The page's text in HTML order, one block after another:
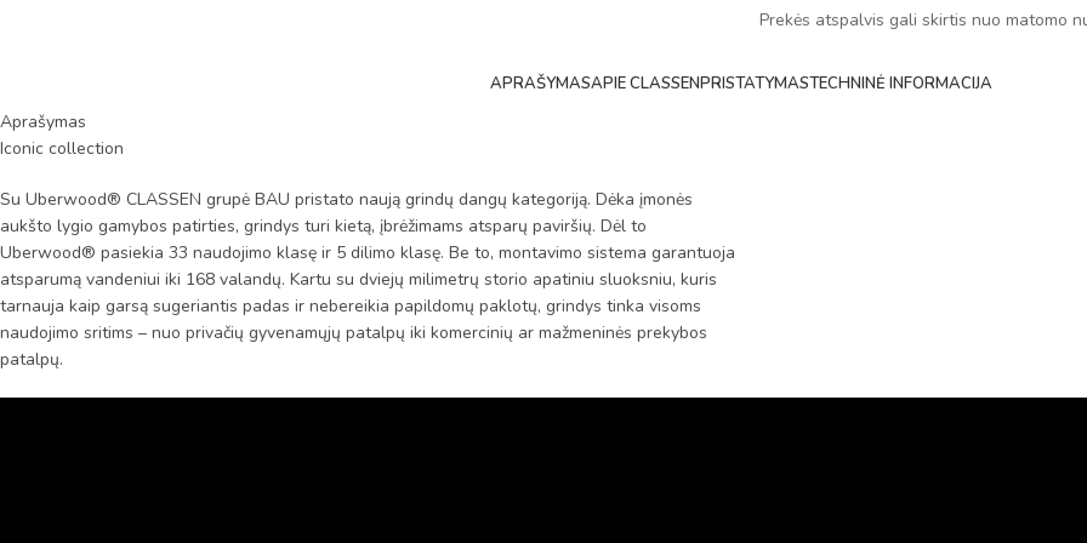
Prekės atspalvis gali skirtis nuo matomo
APRAŠYMASAPIE CLASSENPRISTATYMASTECHNINĖ INFORMACIJA
Aprašymas
Iconic collection
Su Uberwood® CLASSEN grupė BAU pristato naują grindų dangų kategoriją. Dėka įmonės
aukšto lygio gamybos patirties, grindys turi kietą, įbrėžimams atsparų paviršių. Dėl to
Uberwood® pasiekia 33 naudojimo klasę ir 5 dilimo klasę. Be to, montavimo sistema garantuoja
atsparumą vandeniui iki 168 valandų. Kartu su dviejų milimetrų storio apatiniu sluoksniu, kuris
tarnauja kaip garsą sugeriantis padas ir nebereikia papildomų paklotų, grindys tinka visoms
naudojimo sritims – nuo privačių gyvenamųjų patalpų iki komercinių ar mažmeninės prekybos
patalpų.